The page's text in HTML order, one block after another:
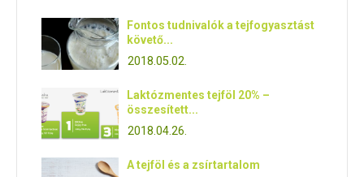
Fontos tudnivalók a tejfogyasztást
követő...
2018.05.02.
Laktózmentes tejföl 20% –
összesített...
2018.04.26.
A tejföl és a zsírtartalom